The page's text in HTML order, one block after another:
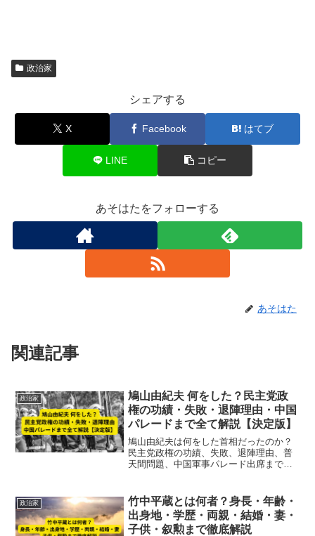
政治家
シェアする
X Facebook はてブ
LINE コピー
あそはたをフォローする
あそはた
関連記事
政治家
鳩山由紀夫 何をした？民主党政
権の功績・失敗・退陣理由・中国
パレードまで全て解説【決定版】
鳩山由紀夫は何をした首相だったのか？
民主党政権の功績、失敗、退陣理由、普
天間問題、中国軍事パレード出席までを
政治家
竹中平蔵とは何者？身長・年齢・
出身地・学歴・両親・結婚・妻・
子供・叙勲まで徹底解説